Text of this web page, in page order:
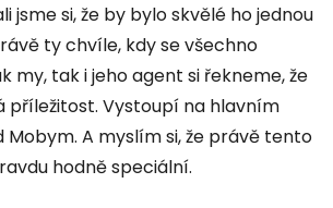
jsme si, že by bylo skvělé ho jednou
ty chvíle, kdy se všechno
my, tak i jeho agent si řekneme, že
příležitost. Vystoupí na hlavním
Mobym. A myslím si, že právě tento
hodně speciální.